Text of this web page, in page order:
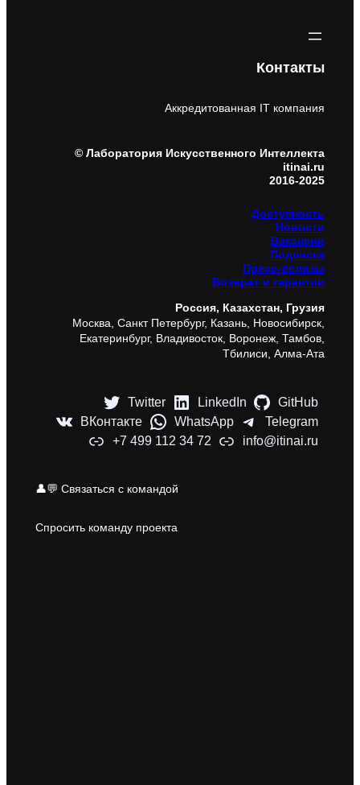
Контакты
Аккредитованная IT компания
© Лаборатория Искусственного Интеллекта
itinai.ru
2016-2025
Доступность
Новости
Вакансии
Подписка
Пресс-релизы
Возврат и гарантии
Россия, Казахстан, Грузия
Москва, Санкт Петербург, Казань, Новосибирск,
Екатеринбург, Владивосток, Воронеж, Тамбов,
Тбилиси, Алма-Ата
Twitter LinkedIn
GitHub
ВКонтакте
WhatsApp
Telegram
+7 499 112 34 72
info@itinai.ru
👤💬 Связаться с командой
Спросить команду проекта